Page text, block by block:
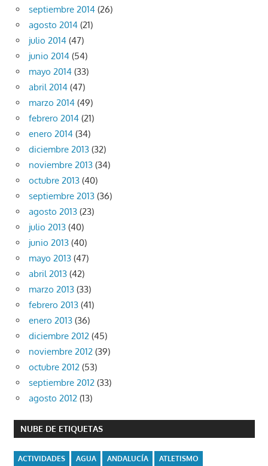
septiembre 2014 (26)
agosto 2014 (21)
julio 2014 (47)
junio 2014 (54)
mayo 2014 (33)
abril 2014 (47)
marzo 2014 (49)
febrero 2014 (21)
enero 2014 (34)
diciembre 2013 (32)
noviembre 2013 (34)
octubre 2013 (40)
septiembre 2013 (36)
agosto 2013 (23)
julio 2013 (40)
junio 2013 (40)
mayo 2013 (47)
abril 2013 (42)
marzo 2013 (33)
febrero 2013 (41)
enero 2013 (36)
diciembre 2012 (45)
noviembre 2012 (39)
octubre 2012 (53)
septiembre 2012 (33)
agosto 2012 (13)
NUBE DE ETIQUETAS
ACTIVIDADES AGUA ANDALUCÍA ATLETISMO